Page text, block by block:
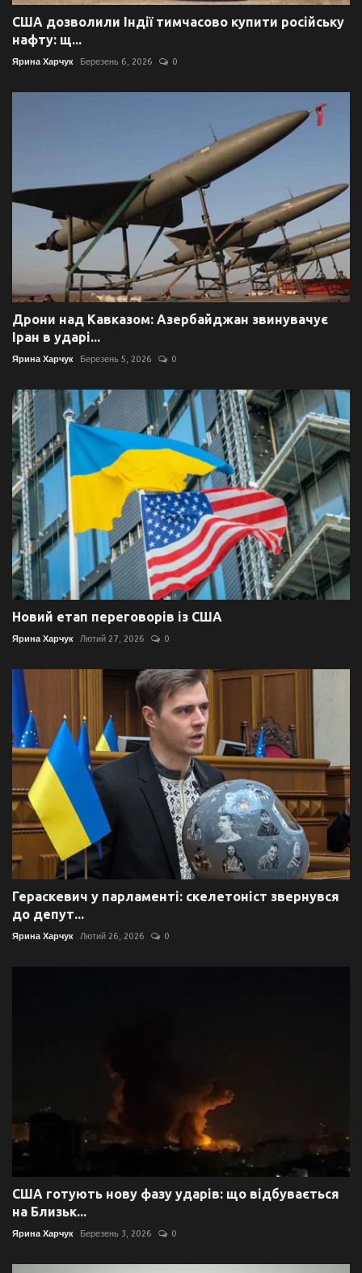
США дозволили Індії тимчасово купити російську
нафту: щ...
Ярина Харчук Березень 6, 2026 0
Дрони над Кавказом: Азербайджан звинувачує
Іран в ударі...
Ярина Харчук Березень 5, 2026 0
Новий етап переговорів із США
Ярина Харчук Лютий 27, 2026 0
Гераскевич у парламенті: скелетоніст звернувся
до депут...
Ярина Харчук Лютий 26, 2026 0
США готують нову фазу ударів: що відбувається
на Близьк...
Ярина Харчук Березень 3, 2026 0